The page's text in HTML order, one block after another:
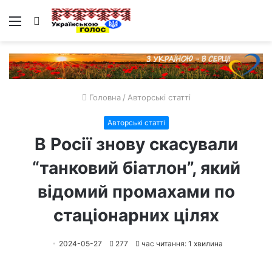
Меню Пошук
Головна / Авторські статті
Авторські статті
В Росії знову скасували
“танковий біатлон”, який
відомий промахами по
стаціонарних цілях
2024-05-27 277 час читання: 1 хвилина